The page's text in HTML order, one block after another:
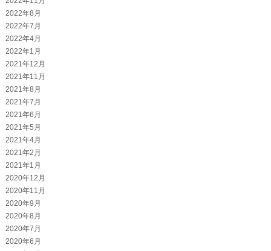
2022年8月
2022年7月
2022年4月
2022年1月
2021年12月
2021年11月
2021年8月
2021年7月
2021年6月
2021年5月
2021年4月
2021年2月
2021年1月
2020年12月
2020年11月
2020年9月
2020年8月
2020年7月
2020年6月